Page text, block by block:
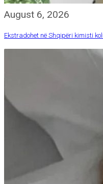
August 6, 2026
Ekstradohet në Shqipëri kimisti